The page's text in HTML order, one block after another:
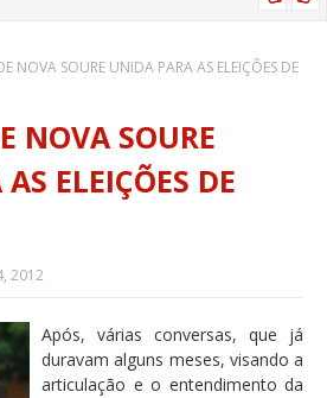
NOVA SOURE UNIDA PARA AS ELEIÇÕES DE
NOVA SOURE
ELEIÇÕES DE
2012
Após, várias conversas, que já
duravam alguns meses, visando a
articulação e o entendimento da